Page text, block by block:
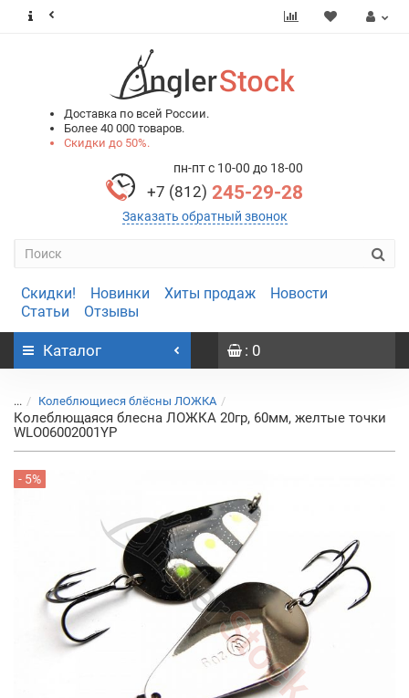
Доставка по всей России.
Более 40 000 товаров.
Скидки до 50%.
пн-пт с 10-00 до 18-00
+7 (812) 245-29-28
Заказать обратный звонок
Скидки! Новинки Хиты продаж
Новости
Статьи
Отзывы
Каталог : 0
... Колеблющиеся блёсны ЛОЖКА
Колеблющаяся блесна ЛОЖКА 20гр, 60мм, желтые точки
WLO06002001YP
- 5%